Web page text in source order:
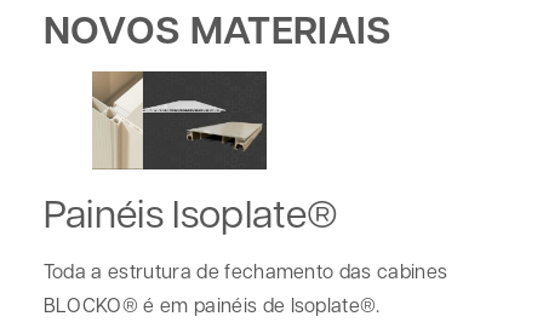
NOVOS MATERIAIS
Painéis Isoplate®
Toda a estrutura de fechamento das cabines
BLOCKO® é em painéis de Isoplate®.